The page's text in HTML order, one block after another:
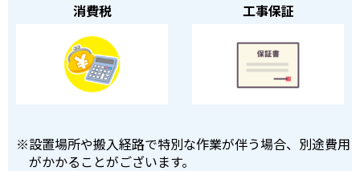
消費税 工事保証
※設置場所や搬入経路で特別な作業が伴う場合、別途費用
がかかることがございます。